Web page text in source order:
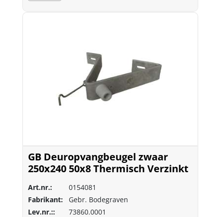
GB Deuropvangbeugel zwaar
250x240 50x8 Thermisch Verzinkt
Art.nr.:
0154081
Fabrikant:
Gebr. Bodegraven
Lev.nr.::
73860.0001